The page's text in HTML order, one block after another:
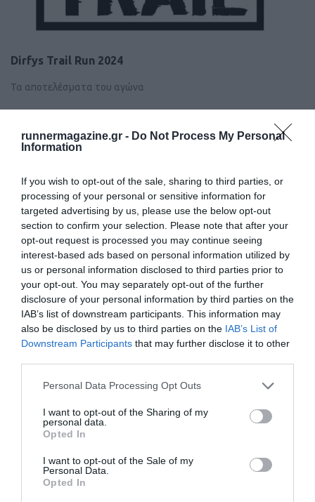
runnermagazine.gr - Do Not Process My Personal
Information
If you wish to opt-out of the sale, sharing to third parties, or
processing of your personal or sensitive information for
targeted advertising by us, please use the below opt-out
section to confirm your selection. Please note that after your
opt-out request is processed you may continue seeing
interest-based ads based on personal information utilized by
us or personal information disclosed to third parties prior to
your opt-out. You may separately opt-out of the further
disclosure of your personal information by third parties on the
IAB’s list of downstream participants. This information may
also be disclosed by us to third parties on the IAB’s List of
Downstream Participants that may further disclose it to other
Personal Data Processing Opt Outs
I want to opt-out of the Sharing of my
personal data.
Opted In
I want to opt-out of the Sale of my
Personal Data.
Opted In
Dirfys Trail Run 2024
Τα αποτελέσματα του αγώνα